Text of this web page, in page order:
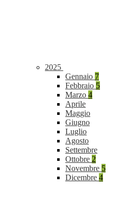
2025
Gennaio 7
Febbraio 5
Marzo 4
Aprile
Maggio
Giugno
Luglio
Agosto
Settembre
Ottobre 2
Novembre 5
Dicembre 4